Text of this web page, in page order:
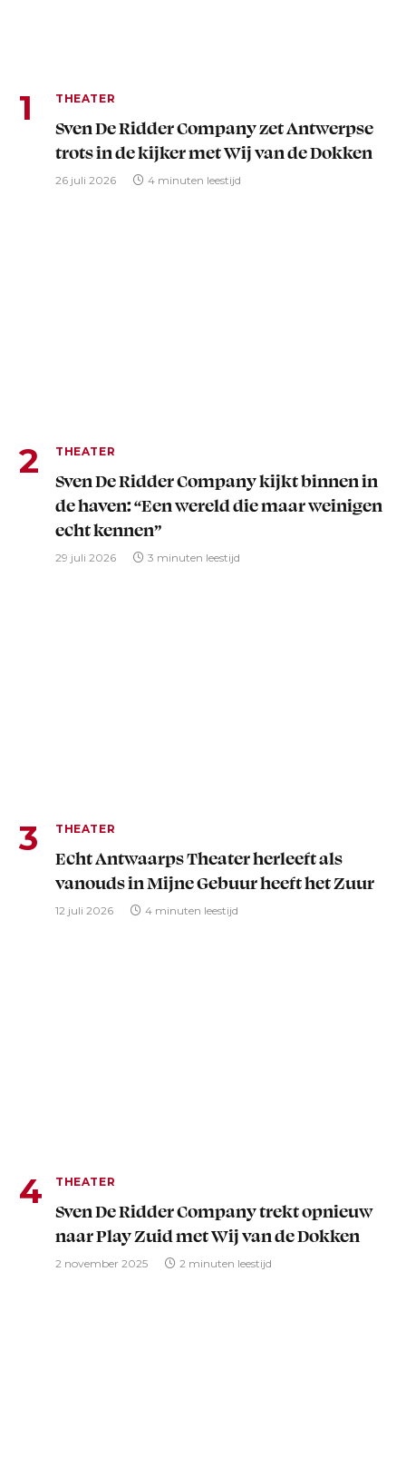
THEATER
Sven De Ridder Company zet Antwerpse
trots in de kijker met Wij van de Dokken
26 juli 2026 4 minuten leestijd
THEATER
Sven De Ridder Company kijkt binnen in
de haven: “Een wereld die maar weinigen
echt kennen”
29 juli 2026 3 minuten leestijd
THEATER
Echt Antwaarps Theater herleeft als
vanouds in Mijne Gebuur heeft het Zuur
12 juli 2026 4 minuten leestijd
THEATER
Sven De Ridder Company trekt opnieuw
naar Play Zuid met Wij van de Dokken
2 november 2025 2 minuten leestijd